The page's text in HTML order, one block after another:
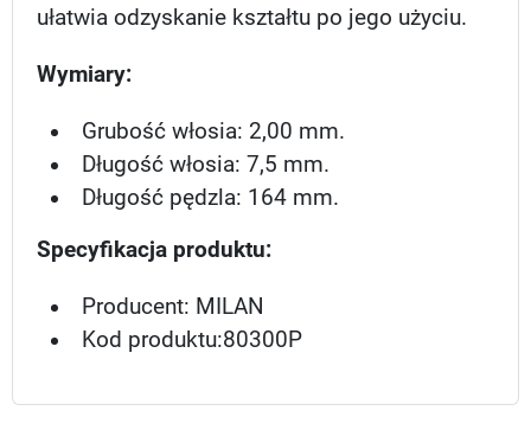
ułatwia odzyskanie kształtu po jego użyciu.
Wymiary:
Grubość włosia: 2,00 mm.
Długość włosia: 7,5 mm.
Długość pędzla: 164 mm.
Specyfikacja produktu:
Producent: MILAN
Kod produktu:80300P